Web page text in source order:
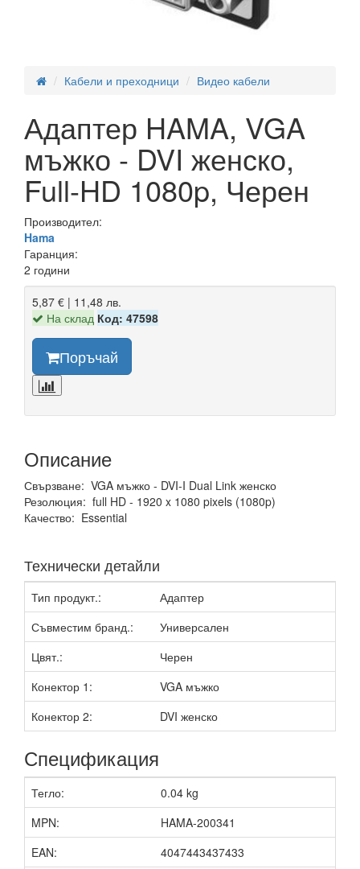
Кабели и преходници Видео кабели
Адаптер HAMA, VGA
мъжко - DVI женско,
Full-HD 1080p, Черен
Производител:
Hama
Гаранция:
2 години
5,87 € | 11,48 лв.
На склад Код: 47598
Поръчай
Описание
Свързване: VGA мъжко - DVI-I Dual Link женско
Резолюция: full HD - 1920 x 1080 pixels (1080p)
Качество: Essential
Технически детайли
Тип продукт.:
Адаптер
Съвместим бранд.:
Универсален
Цвят.:
Черен
Конектор 1:
VGA мъжко
Конектор 2:
DVI женско
Спецификация
Тегло:
0.04 kg
MPN:
HAMA-200341
EAN:
4047443437433